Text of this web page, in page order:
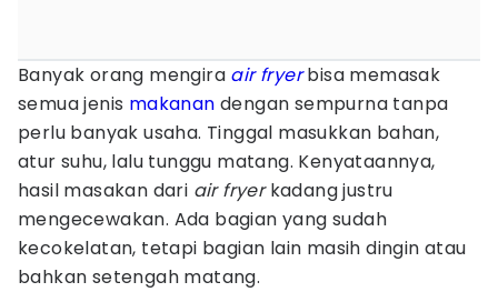
Banyak orang mengira air fryer bisa memasak
semua jenis makanan dengan sempurna tanpa
perlu banyak usaha. Tinggal masukkan bahan,
atur suhu, lalu tunggu matang. Kenyataannya,
hasil masakan dari air fryerkadang justru
mengecewakan. Ada bagian yang sudah
kecokelatan, tetapi bagian lain masih dingin atau
bahkan setengah matang.